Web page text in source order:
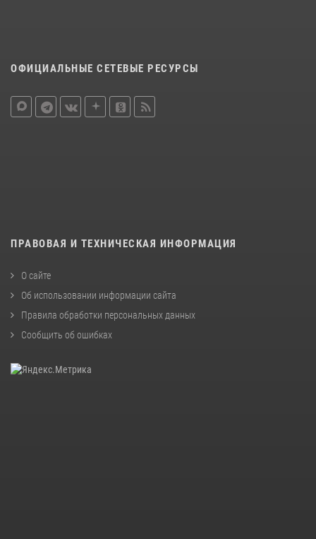
ОФИЦИАЛЬНЫЕ СЕТЕВЫЕ РЕСУРСЫ
ПРАВОВАЯ И ТЕХНИЧЕСКАЯ ИНФОРМАЦИЯ
О сайте
Об использовании информации сайта
Правила обработки персональных данных
Сообщить об ошибках